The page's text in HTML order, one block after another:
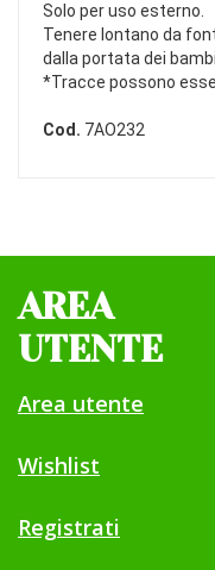
Solo per uso esterno.
Tenere lontano da
dalla portata dei
*Tracce possono
Cod. 7AO232
AREA
UTENTE
Area utente
Wishlist
Registrati